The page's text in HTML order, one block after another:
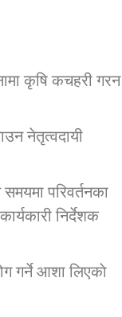
कृषि कचहरी गरन
नेतृत्वदायी
परिवर्तनका
निर्देशक
गर्ने आशा लिएकाे